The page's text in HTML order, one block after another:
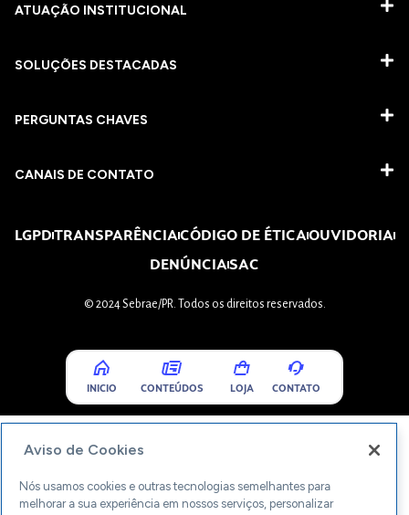
ATUAÇÃO INSTITUCIONAL
SOLUÇÕES DESTACADAS
PERGUNTAS CHAVES​
CANAIS DE CONTATO
LGPDTRANSPARÊNCIACÓDIGO DE ÉTICAOUVIDORIA
DENÚNCIASAC
© 2024 Sebrae/PR. Todos os direitos reservados.
INICIO CONTEÚDOS LOJA CONTATO
Aviso de Cookies
Nós usamos cookies e outras tecnologias semelhantes para
melhorar a sua experiência em nossos serviços, personalizar